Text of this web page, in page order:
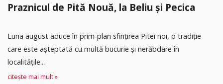
Praznicul de Pită Nouă, la Beliu și Pecica
Luna august aduce în prim-plan sfințirea Pitei noi, o tradiție
care este așteptată cu multă bucurie și nerăbdare în
localitățile...
citește mai mult »